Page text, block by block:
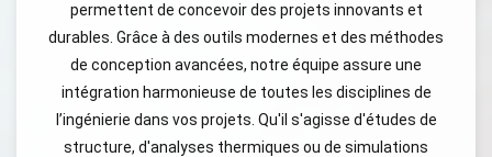
permettent de concevoir des projets innovants et
durables. Grâce à des outils modernes et des méthodes
de conception avancées, notre équipe assure une
intégration harmonieuse de toutes les disciplines de
l’ingénierie dans vos projets. Qu'il s'agisse d'études de
structure, d'analyses thermiques ou de simulations